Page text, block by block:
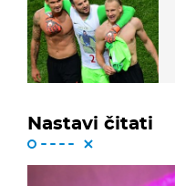
Nastavi čitati